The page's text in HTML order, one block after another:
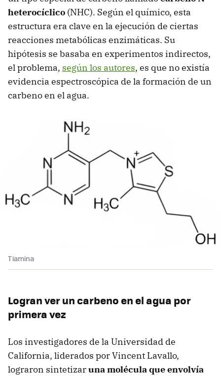
heterocíclico (NHC). Según el químico, esta
estructura era clave en la ejecución de ciertas
reacciones metabólicas enzimáticas. Su
hipótesis se basaba en experimentos indirectos,
el problema, según los autores, es que no existía
evidencia espectroscópica de la formación de un
carbeno en el agua.
Tiamina
Logran ver un carbeno en el agua por
primera vez
Los investigadores de la Universidad de
California, liderados por Vincent Lavallo,
lograron sintetizaruna molécula que envolvía